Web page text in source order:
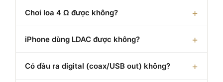
Chơi loa 4 Ω được không?
iPhone dùng LDAC được không?
Có đầu ra digital (coax/USB out) không?